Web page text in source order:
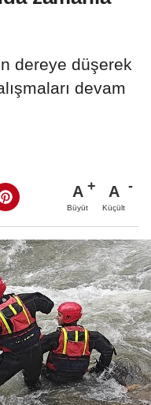
dereye düşerek
devam
A
Büyüt
A
Küçült